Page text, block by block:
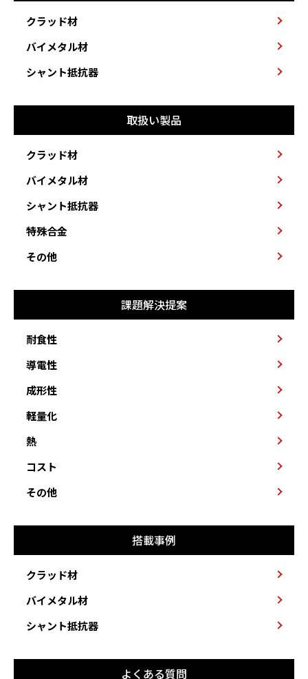
クラッド材
バイメタル材
シャント抵抗器
取扱い製品
クラッド材
バイメタル材
シャント抵抗器
特殊合金
その他
課題解決提案
耐食性
導電性
成形性
軽量化
熱
コスト
その他
搭載事例
クラッド材
バイメタル材
シャント抵抗器
よくある質問